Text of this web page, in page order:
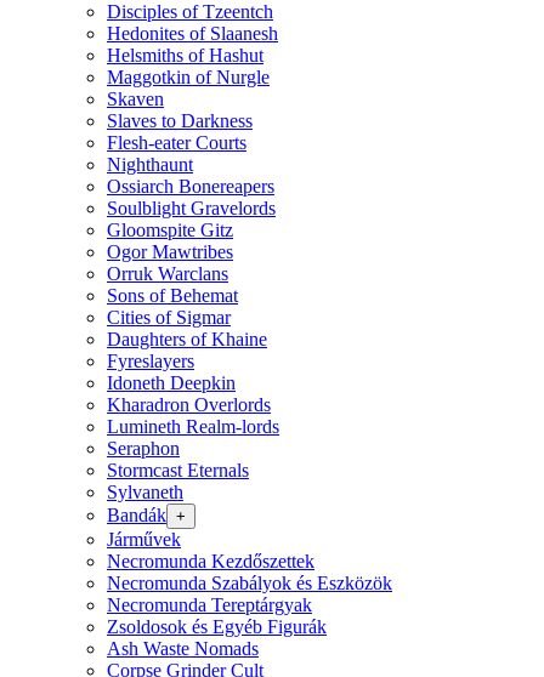
Disciples of Tzeentch
Hedonites of Slaanesh
Helsmiths of Hashut
Maggotkin of Nurgle
Skaven
Slaves to Darkness
Flesh-eater Courts
Nighthaunt
Ossiarch Bonereapers
Soulblight Gravelords
Gloomspite Gitz
Ogor Mawtribes
Orruk Warclans
Sons of Behemat
Cities of Sigmar
Daughters of Khaine
Fyreslayers
Idoneth Deepkin
Kharadron Overlords
Lumineth Realm-lords
Seraphon
Stormcast Eternals
Sylvaneth
Bandák +
Járművek
Necromunda Kezdőszettek
Necromunda Szabályok és Eszközök
Necromunda Tereptárgyak
Zsoldosok és Egyéb Figurák
Ash Waste Nomads
Corpse Grinder Cult